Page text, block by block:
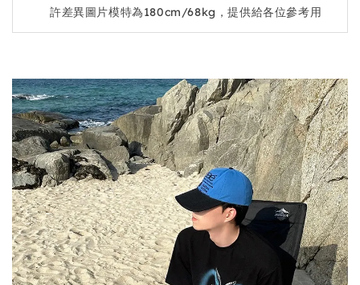
許差異圖片模特為180cm/68kg，提供給各位參考用